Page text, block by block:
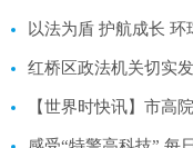
以法为盾 护航成长 环
红桥区政法机关切实
【世界时快讯】市高